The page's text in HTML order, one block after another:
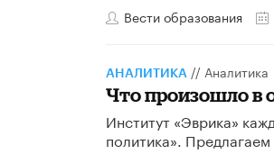
Вести образования
АНАЛИТИКА // Аналитика
Что произошло в
Институт «Эврика»
политика».